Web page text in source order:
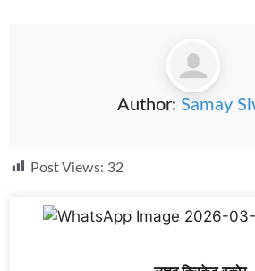
Author: Samay
Post Views: 32